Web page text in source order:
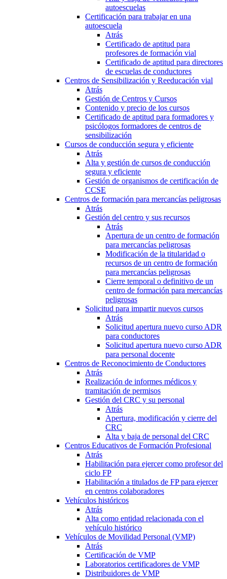
autoescuelas
Certificación para trabajar en una
autoescuela
Atrás
Certificado de aptitud para
profesores de formación vial
Certificado de aptitud para directores
de escuelas de conductores
Centros de Sensibilización y Reeducación vial
Atrás
Gestión de Centros y Cursos
Contenido y precio de los cursos
Certificado de aptitud para formadores y
psicólogos formadores de centros de
sensibilización
Cursos de conducción segura y eficiente
Atrás
Alta y gestión de cursos de conducción
segura y eficiente
Gestión de organismos de certificación de
CCSE
Centros de formación para mercancías peligrosas
Atrás
Gestión del centro y sus recursos
Atrás
Apertura de un centro de formación
para mercancías peligrosas
Modificación de la titularidad o
recursos de un centro de formación
para mercancías peligrosas
Cierre temporal o definitivo de un
centro de formación para mercancías
peligrosas
Solicitud para impartir nuevos cursos
Atrás
Solicitud apertura nuevo curso ADR
para conductores
Solicitud apertura nuevo curso ADR
para personal docente
Centros de Reconocimiento de Conductores
Atrás
Realización de informes médicos y
tramitación de permisos
Gestión del CRC y su personal
Atrás
Apertura, modificación y cierre del
CRC
Alta y baja de personal del CRC
Centros Educativos de Formación Profesional
Atrás
Habilitación para ejercer como profesor del
ciclo FP
Habilitación a titulados de FP para ejercer
en centros colaboradores
Vehículos históricos
Atrás
Alta como entidad relacionada con el
vehículo histórico
Vehículos de Movilidad Personal (VMP)
Atrás
Certificación de VMP
Laboratorios certificadores de VMP
Distribuidores de VMP